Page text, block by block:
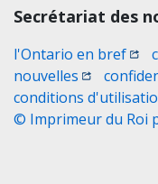
Contact,
Secrétariat des
l'Ontario en bref
nouvelles (Ouvrir
conditions
© Imprimeur du Roi